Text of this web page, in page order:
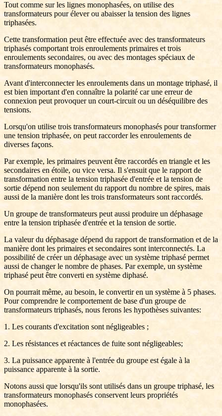
Tout comme sur les lignes monophasées, on utilise des
transformateurs pour élever ou abaisser la tension des lignes
triphasées.
Cette transformation peut être effectuée avec des transformateurs
triphasés comportant trois enroulements primaires et trois
enroulements secondaires, ou avec des montages spéciaux de
transformateurs monophasés.
Avant d'interconnecter les enroulements dans un montage triphasé, il
est bien important d'en connaître la polarité car une erreur de
connexion peut provoquer un court-circuit ou un déséquilibre des
tensions.
Lorsqu'on utilise trois transformateurs monophasés pour transformer
une tension triphasée, on peut raccorder les enroulements de
diverses façons.
Par exemple, les primaires peuvent être raccordés en triangle et les
secondaires en étoile, ou vice versa. Il s'ensuit que le rapport de
transformation entre la tension triphasée d'entrée et la tension de
sortie dépend non seulement du rapport du nombre de spires, mais
aussi de la manière dont les trois transformateurs sont raccordés.
Un groupe de transformateurs peut aussi produire un déphasage
entre la tension triphasée d'entrée et la tension de sortie.
La valeur du déphasage dépend du rapport de transformation et de la
manière dont les primaires et secondaires sont interconnectés. La
possibilité de créer un déphasage avec un système triphasé permet
aussi de changer le nombre de phases. Par exemple, un système
triphasé peut être converti en système diphasé.
On pourrait même, au besoin, le convertir en un système à 5 phases.
Pour comprendre le comportement de base d'un groupe de
transformateurs triphasés, nous ferons les hypothèses suivantes:
1. Les courants d'excitation sont négligeables ;
2. Les résistances et réactances de fuite sont négligeables;
3. La puissance apparente à l'entrée du groupe est égale à la
puissance apparente à la sortie.
Notons aussi que lorsqu'ils sont utilisés dans un groupe triphasé, les
transformateurs monophasés conservent leurs propriétés
monophasées.